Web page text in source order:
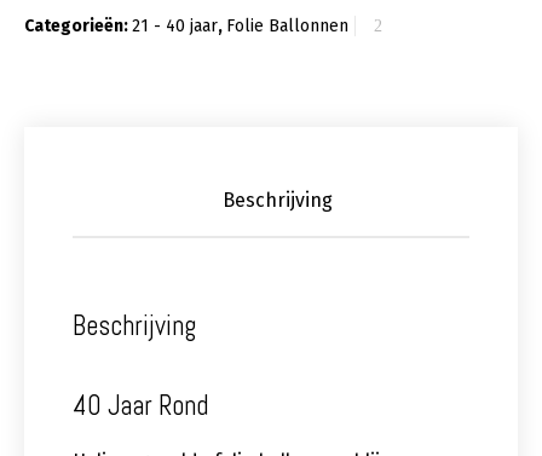
Categorieën:21 - 40 jaar, Folie Ballonnen
Beschrijving
Beschrijving
40 Jaar Rond